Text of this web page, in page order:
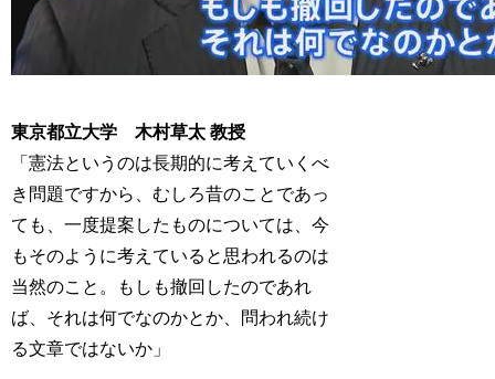
東京都立大学 木村草太 教授
「憲法というのは長期的に考えていくべ
き問題ですから、むしろ昔のことであっ
ても、一度提案したものについては、今
もそのように考えていると思われるのは
当然のこと。もしも撤回したのであれ
ば、それは何でなのかとか、問われ続け
る文章ではないか」